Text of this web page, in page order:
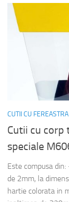
CUTII CU FEREASTRA
Cutii cu
speciale
Este compusa
de 2mm, la
hartie colorata in